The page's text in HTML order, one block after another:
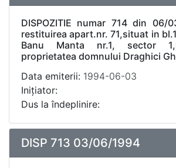
DISPOZITIE numar 714 din 06/
restituirea apart.nr. 71,situat in
Banu Manta nr.1, sector
proprietatea domnului Draghici
Data emiterii: 1994-06-03
Inițiator:
Dus la îndeplinire:
DISP 713 03/06/1994